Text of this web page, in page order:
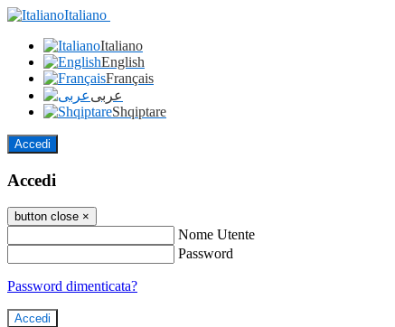
Italiano
Italiano
English
Français
عربى
Shqiptare
Accedi
Accedi
button close ×
Nome Utente
Password
Password dimenticata?